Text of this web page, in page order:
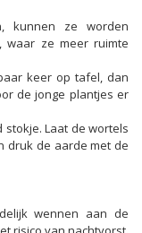
kunnen ze worden
waar ze meer ruimte
keer op tafel, dan
de jonge plantjes er
Laat de wortels
druk de aarde met de
wennen aan de